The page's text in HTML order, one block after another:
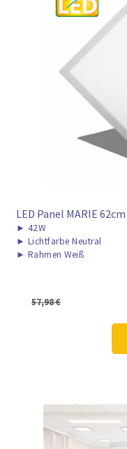
LED Panel MARIE 62cm
► 42W
► Lichtfarbe Neutral
► Rahmen Weiß
57,98€